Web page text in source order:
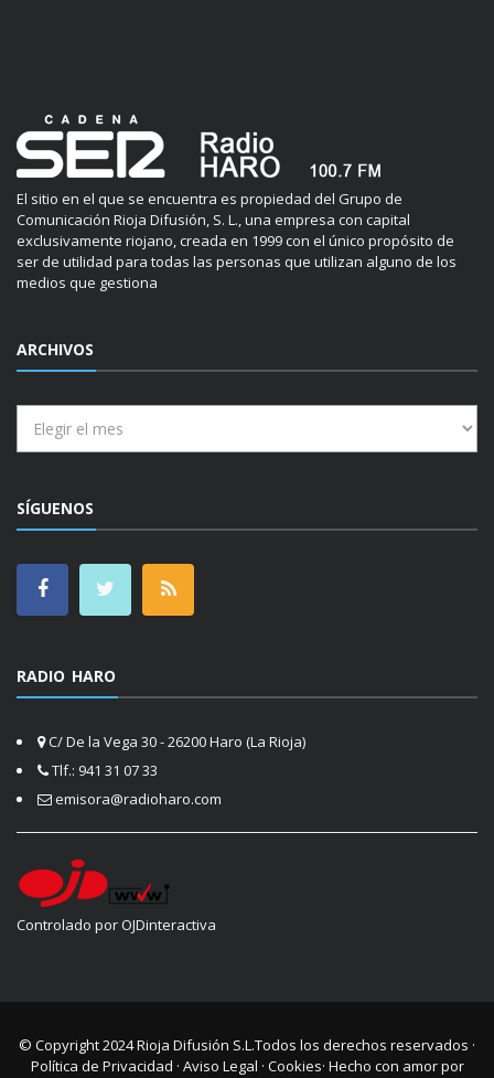
El sitio en el que se encuentra es propiedad del Grupo de
Comunicación Rioja Difusión, S. L., una empresa con capital
exclusivamente riojano, creada en 1999 con el único propósito de
ser de utilidad para todas las personas que utilizan alguno de los
medios que gestiona
ARCHIVOS
SÍGUENOS
RADIO HARO
C/ De la Vega 30 - 26200 Haro (La Rioja)
Tlf.: 941 31 07 33
emisora@radioharo.com
Controlado por OJDinteractiva
© Copyright 2024Rioja Difusión S.L.Todos los derechos reservados ·
Política de Privacidad · Aviso Legal · Cookies· Hecho con amor por